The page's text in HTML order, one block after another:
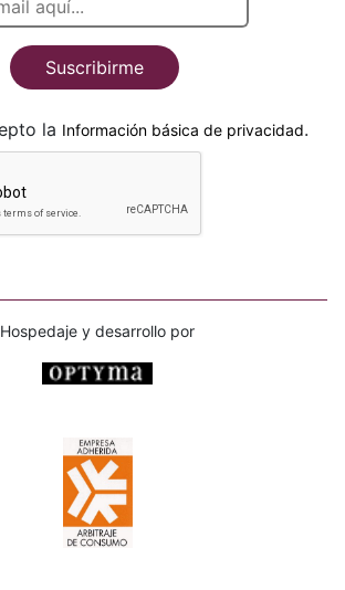
Suscribirme
He leido y acepto la Información básica de privacidad.
Hospedaje y desarrollo por